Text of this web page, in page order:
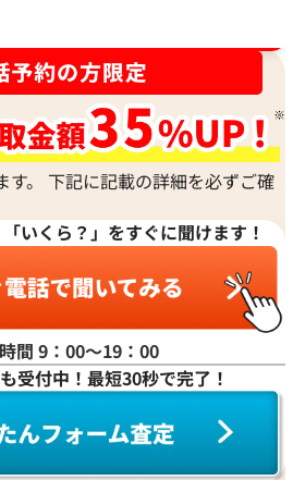
2023年3月11日
参考買取価格
す。 下記に記載の詳細を必ずご確
「いくら？」をすぐに聞けます！
間 9：00〜19：00
受付中！最短30秒で完了！